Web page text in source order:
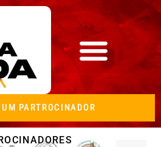
PARTROCINADOR